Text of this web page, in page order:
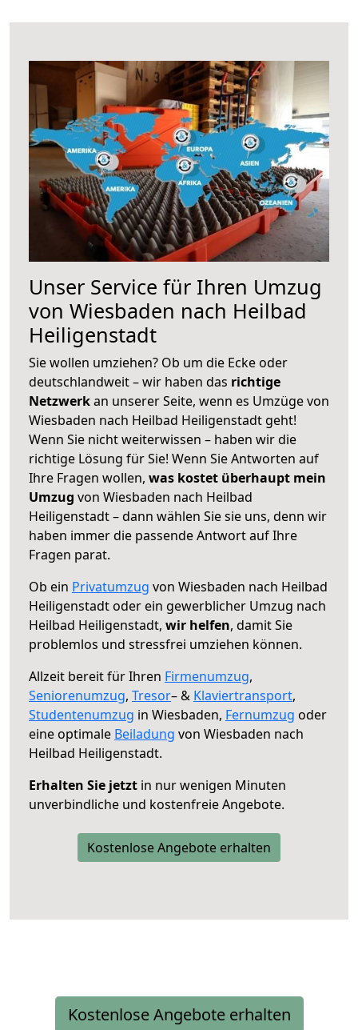
Unser Service für Ihren Umzug
von Wiesbaden nach Heilbad
Heiligenstadt
Sie wollen umziehen? Ob um die Ecke oder
deutschlandweit – wir haben das richtige
Netzwerkan unserer Seite, wenn es Umzüge von
Wiesbaden nach Heilbad Heiligenstadt geht!
Wenn Sie nicht weiterwissen – haben wir die
richtige Lösung für Sie! Wenn Sie Antworten auf
Ihre Fragen wollen, was kostet überhaupt mein
Umzug von Wiesbaden nach Heilbad
Heiligenstadt – dann wählen Sie sie uns, denn wir
haben immer die passende Antwort auf Ihre
Fragen parat.
Ob ein Privatumzug von Wiesbaden nach Heilbad
Heiligenstadt oder ein gewerblicher Umzug nach
Heilbad Heiligenstadt, wir helfen, damit Sie
problemlos und stressfrei umziehen können.
Allzeit bereit für Ihren Firmenumzug,
Seniorenumzug, Tresor– & Klaviertransport,
Studentenumzug in Wiesbaden, Fernumzug oder
eine optimale Beiladung von Wiesbaden nach
Heilbad Heiligenstadt.
Erhalten Sie jetzt in nur wenigen Minuten
unverbindliche und kostenfreie Angebote.
Kostenlose Angebote erhalten
Kostenlose Angebote erhalten